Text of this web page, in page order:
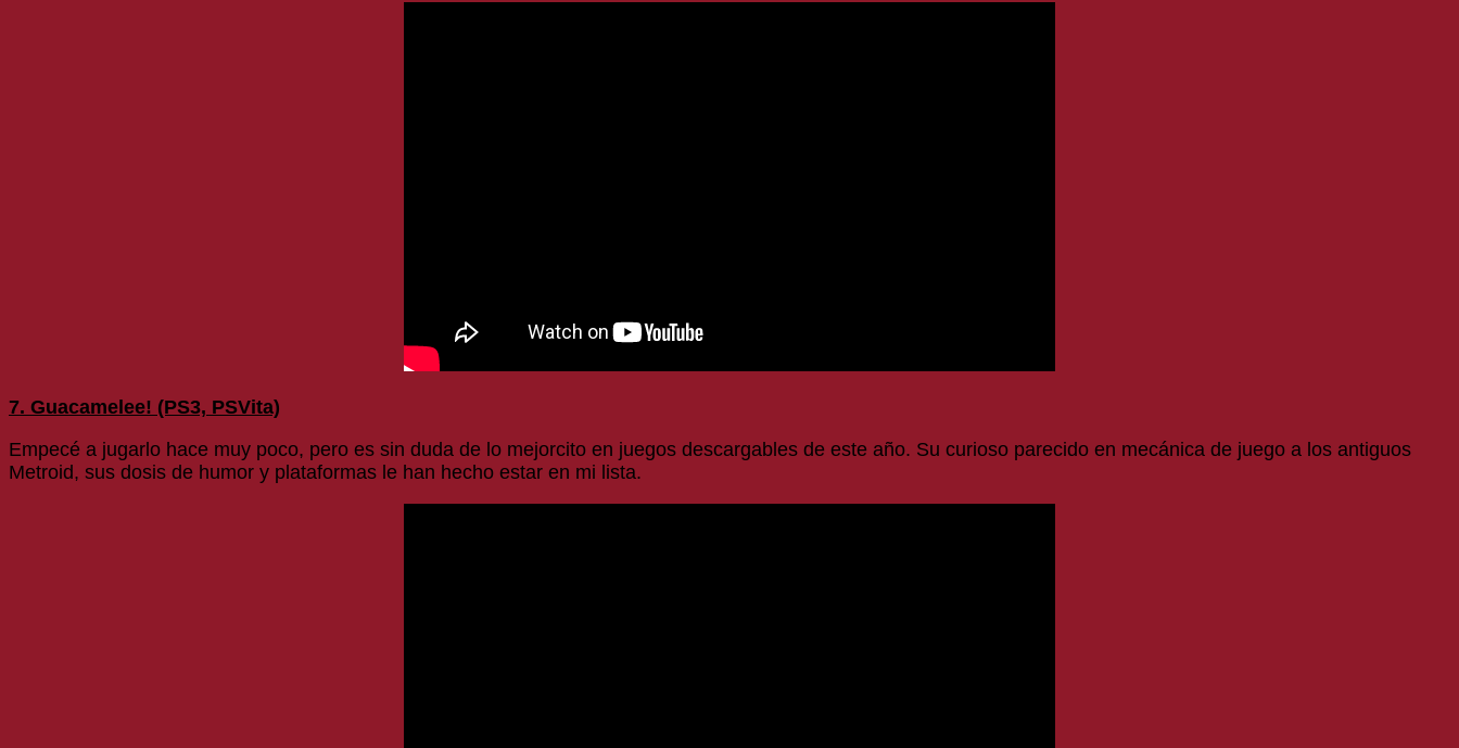
7. Guacamelee! (PS3, PSVita)
Empecé a jugarlo hace muy poco, pero es sin duda de lo mejorcito en juegos descargables de este año. Su curioso parecido en mecánica de juego a los antiguos
Metroid, sus dosis de humor y plataformas le han hecho estar en mi lista.